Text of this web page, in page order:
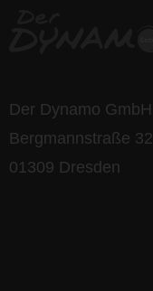
Der Dynamo GmbH
Bergmannstraße 32
01309 Dresden